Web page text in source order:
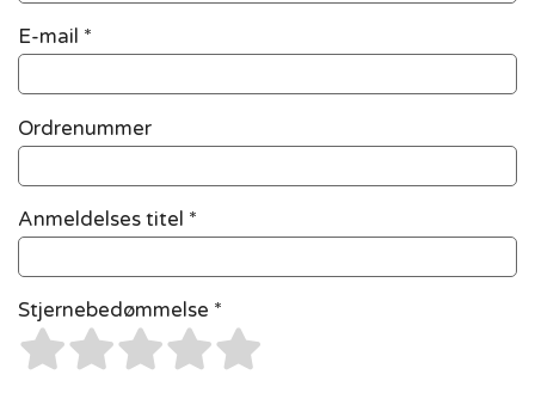
E-mail *
Ordrenummer
Anmeldelses titel *
Stjernebedømmelse *